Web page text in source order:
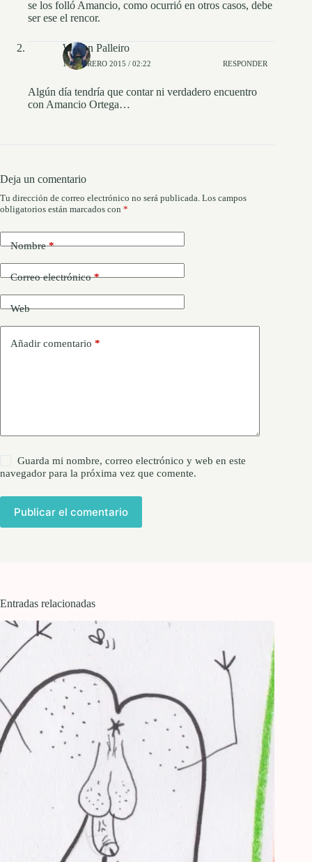
se los folló Amancio, como ocurrió en otros casos, debe
ser ese el rencor.
Wilson Palleiro
11 FEBRERO 2015 / 02:22 RESPONDER
Algún día tendría que contar ni verdadero encuentro
con Amancio Ortega…
Deja un comentario
Tu dirección de correo electrónico no será publicada. Los campos
obligatorios están marcados con *
Nombre*
Correo electrónico*
Web
Añadir comentario *
Guarda mi nombre, correo electrónico y web en este
navegador para la próxima vez que comente.
Publicar el comentario
Entradas relacionadas